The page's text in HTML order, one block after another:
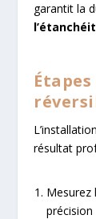
garantit la
résultat
Mesurez
précision